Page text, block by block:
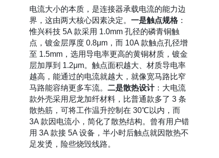
电流大小的本质，是连接器承载电流的能力边
界，这由两大核心因素决定。 一是触点规格：
惟兴科技 5A 款采用 1.0mm 孔径的磷青铜触
点，镀金层厚度 0.8μm，而 10A 款触点孔径增
至 1.5mm，选用导电率更高的黄铜材质，镀金
层加厚到 1.2μm。触点面积越大、材质导电率
越高，能通过的电流就越大，就像宽马路比窄
马路能容纳更多车流。 二是散热设计：大电流
款外壳采用尼龙加纤材料，比普通款多了 3 条
散热筋，可将工作温升控制在 30℃以内，而
3A 款因电流小，简化了散热结构。曾有用户错
用 3A 款接 5A 设备，半小时后触点就因散热不
足发烫，险些烧毁线路。